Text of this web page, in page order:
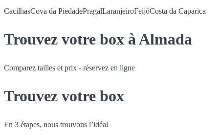
CacilhasCova da PiedadePragalLaranjeiroFeijóCosta da Caparica
Trouvez votre box à Almada
Comparez tailles et prix - réservez en ligne
Trouvez votre box
En 3 étapes, nous trouvons l’idéal